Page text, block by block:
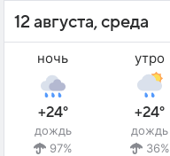
12 августа, среда
ночь
+24°
дождь
97%
утро
+24°
дождь
36%